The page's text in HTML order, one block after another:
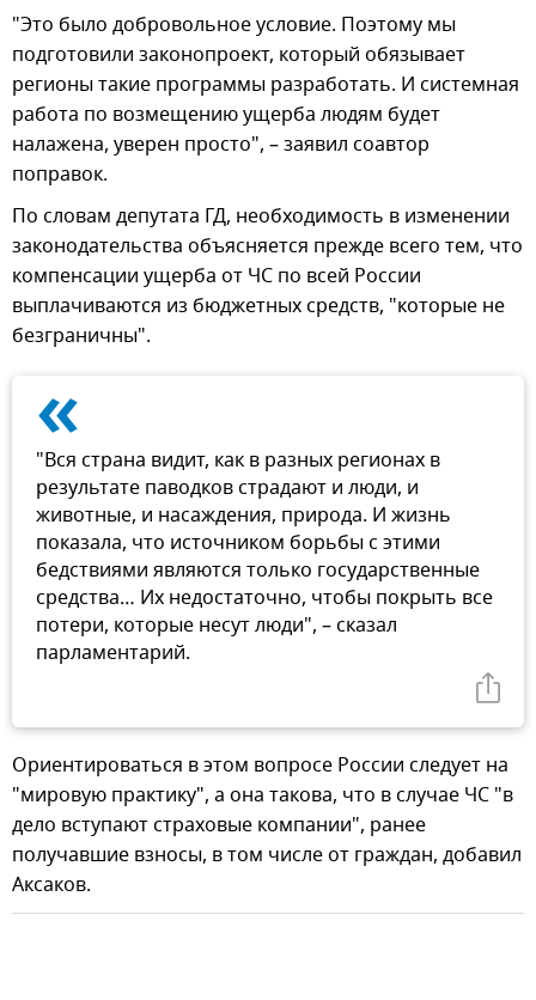
"Это было добровольное условие. Поэтому мы
подготовили законопроект, который обязывает
регионы такие программы разработать. И системная
работа по возмещению ущерба людям будет
налажена, уверен просто", – заявил соавтор
поправок.
По словам депутата ГД, необходимость в изменении
законодательства объясняется прежде всего тем, что
компенсации ущерба от ЧС по всей России
выплачиваются из бюджетных средств, "которые не
безграничны".
«
"Вся страна видит, как в разных регионах в
результате паводков страдают и люди, и
животные, и насаждения, природа. И жизнь
показала, что источником борьбы с этими
бедствиями являются только государственные
средства… Их недостаточно, чтобы покрыть все
потери, которые несут люди", – сказал
парламентарий.
Ориентироваться в этом вопросе России следует на
"мировую практику", а она такова, что в случае ЧС "в
дело вступают страховые компании", ранее
получавшие взносы, в том числе от граждан, добавил
Аксаков.